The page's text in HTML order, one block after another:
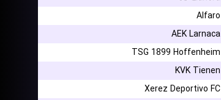
Alfaro
AEK Larnaca
TSG 1899 Hoffenheim
KVK Tienen
Xerez Deportivo FC